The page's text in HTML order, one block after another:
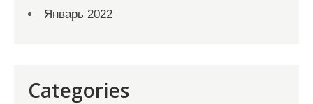
Январь 2022
Categories